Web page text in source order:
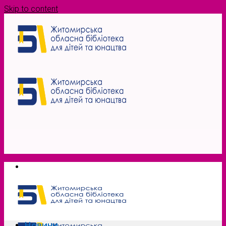
Skip to content